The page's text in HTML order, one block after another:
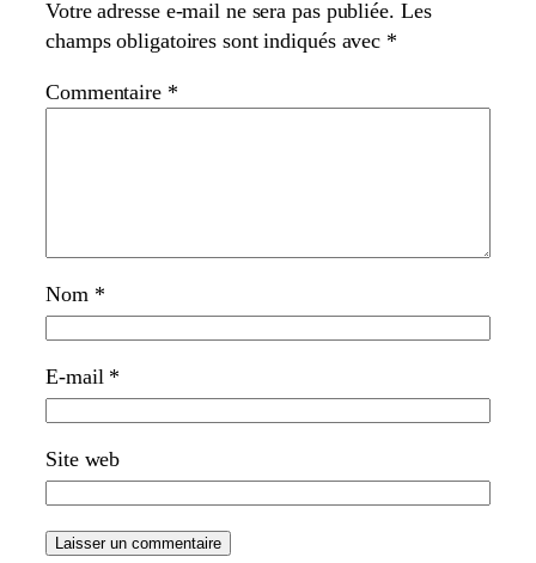
Votre adresse e-mail ne sera pas publiée. Les
champs obligatoires sont indiqués avec *
Commentaire *
Nom *
E-mail *
Site web